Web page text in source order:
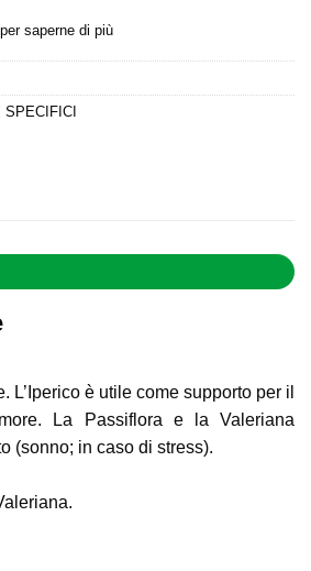
per saperne di più
SPECIFICI
L’Iperico è utile come supporto per il
La Passiflora e la Valeriana
(sonno; in caso di stress).